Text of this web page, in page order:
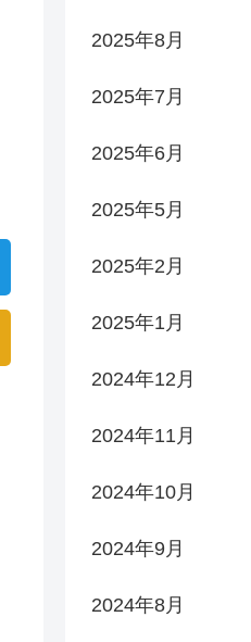
2025年8月
2025年7月
2025年6月
2025年5月
2025年2月
2025年1月
2024年12月
2024年11月
2024年10月
2024年9月
2024年8月